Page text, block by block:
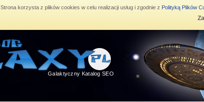
Strona korzysta z plików cookies w celu realizacji usług i zgodnie z Polityką Plików
Galaktyczny Katalog SEO